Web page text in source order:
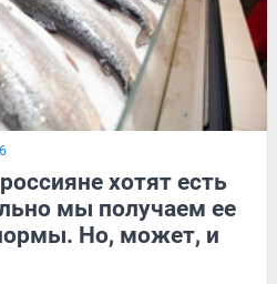
хотят есть
мы получаем ее
Но, может, и